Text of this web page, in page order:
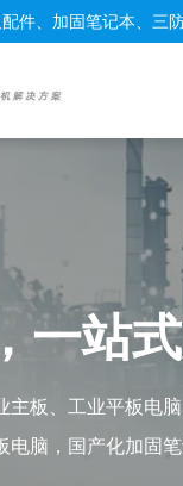
件、加固笔记本、三
一站
板、工业平板电
电脑，国产化加固